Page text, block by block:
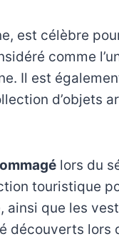
est célèbre
comme
Il est
d’objets
lors du
touristique
que les
découverts